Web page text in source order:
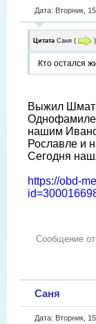
Дата: Вторник,
Цитата Саня ( )
Кто остался
Выжил
нашим
Рославле и
Сегодня
https://obd-
Сообщение
Саня
Дата: Вторник,